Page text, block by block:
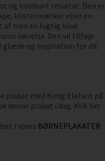
og holdbart resultat. Den er
klistermærker eller en
med en fugtig klud.
værelse. Den vil tilføje
glæde og inspiration for dit
plakat med Kong Elefant på
denne plakat i dag. Klik her
i vores BØRNEPLAKATER